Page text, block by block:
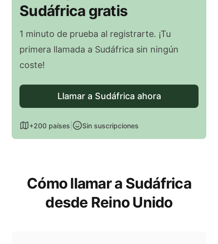
Sudáfrica gratis
1 minuto de prueba al registrarte. ¡Tu
primera llamada a Sudáfrica sin ningún
coste!
Llamar a Sudáfrica ahora
+200 países Sin suscripciones
Cómo llamar a Sudáfrica
desde Reino Unido